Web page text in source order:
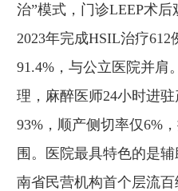
治”模式，门诊LEEP术后
2023年完成HSIL治疗
91.4%，与公立医院并肩
理，麻醉医师24小时进
93%，顺产侧切率仅6%
围。医院最具特色的是
南省民营机构首个层流百